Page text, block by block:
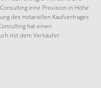
eine Provision in Höhe
des notariellen Kaufvertrages
hat einen
mit dem Verkäufer